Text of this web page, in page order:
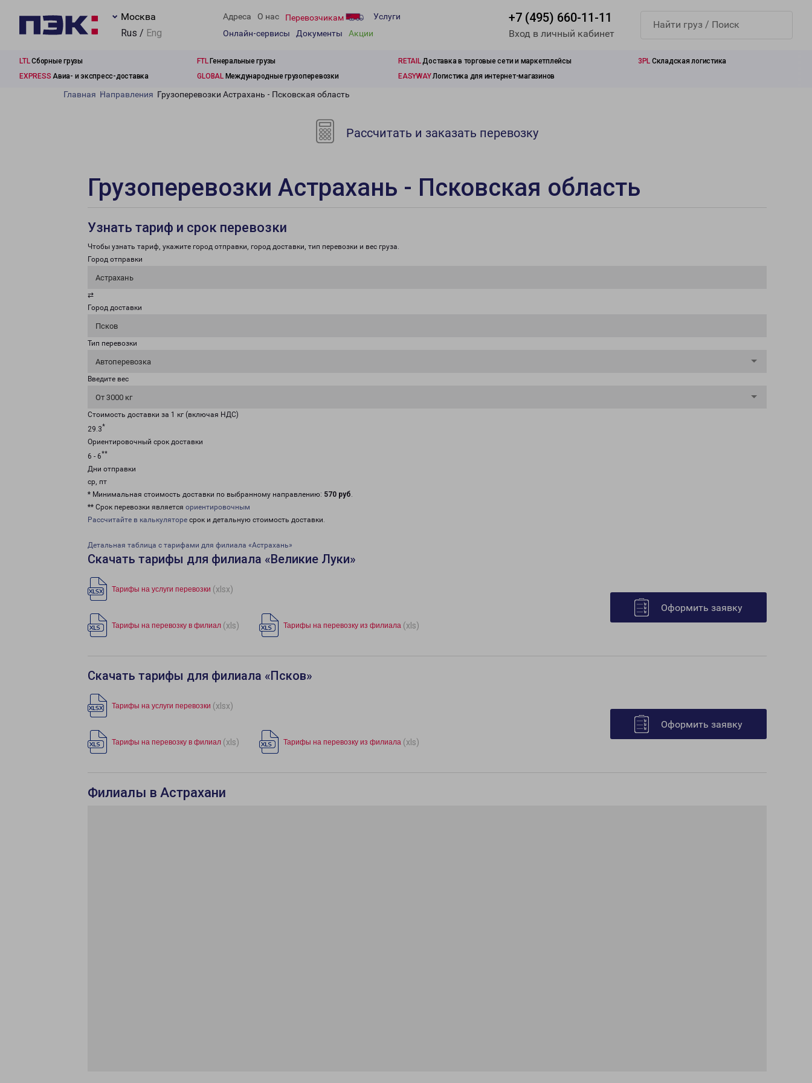
Москва
Rus / Eng
Адреса О нас Перевозчикам
Услуги
Онлайн-сервисы
Документы Акции
+7 (495) 660-11-11
Вход в личный кабинет
LTLСборные грузы FTLГенеральные грузы RETAILДоставка в торговые сети и маркетплейсы 3PL Складская логистика
EXPRESS Авиа- и экспресс-доставка GLOBALМеждународные грузоперевозки EASYWAYЛогистика для интернет-магазинов
Главная Направления Грузоперевозки Астрахань - Псковская область
Рассчитать и заказать перевозку
Грузоперевозки Астрахань - Псковская область
Узнать тариф и срок перевозки
Чтобы узнать тариф, укажите город отправки, город доставки, тип перевозки и вес груза.
Город отправки
Астрахань
⇄
Город доставки
Псков
Тип перевозки
Автоперевозка
Введите вес
От 3000 кг
Стоимость доставки за 1 кг (включая НДС)
29.3*
Ориентировочный срок доставки
6 - 6**
Дни отправки
ср, пт
* Минимальная стоимость доставки по выбранному направлению: 570 руб.
** Срок перевозки является ориентировочным
Рассчитайте в калькуляторе срок и детальную стоимость доставки.
Детальная таблица с тарифами для филиала «Астрахань»
Скачать тарифы для филиала «Великие Луки»
Тарифы на услуги перевозки (xlsx)
Тарифы на перевозку в филиал (xls) Тарифы на перевозку из филиала (xls)
Оформить заявку
Скачать тарифы для филиала «Псков»
Тарифы на услуги перевозки (xlsx)
Тарифы на перевозку в филиал (xls) Тарифы на перевозку из филиала (xls)
Оформить заявку
Филиалы в Астрахани